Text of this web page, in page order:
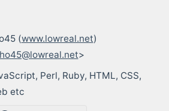
(www.lowreal.net)
>
Perl, Ruby, HTML, CSS,
etc